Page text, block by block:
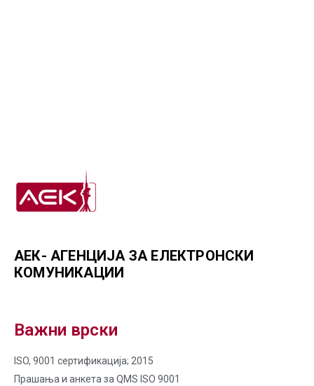
АЕК- АГЕНЦИЈА ЗА ЕЛЕКТРОНСКИ
КОМУНИКАЦИИ
Важни врски
ISO, 9001 сертификација; 2015
Прашања и анкета за QMS ISO 9001